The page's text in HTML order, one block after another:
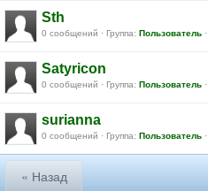
Sth
0 сообщений · Группа: Пользователь ·
Satyricon
0 сообщений · Группа: Пользователь ·
surianna
0 сообщений · Группа: Пользователь ·
« Назад